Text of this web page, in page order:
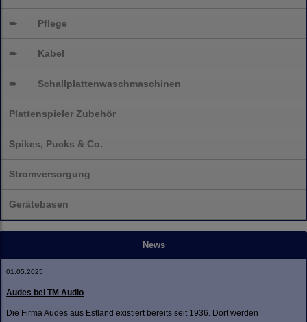
➨ Pflege
➨ Kabel
➨ Schallplattenwaschmaschinen
Plattenspieler Zubehör
Spikes, Pucks & Co.
Stromversorgung
Gerätebasen
News
01.05.2025
Audes bei TM Audio
Die Firma Audes aus Estland existiert bereits seit 1936. Dort werden